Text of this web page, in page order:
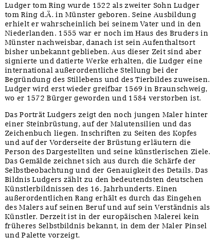
Ludger tom Ring wurde 1522 als zweiter Sohn Ludger
tom Ring d.Ä. in Münster geboren. Seine Ausbildung
erhielt er wahrscheinlich bei seinem Vater und in den
Niederlanden. 1555 war er noch im Haus des Bruders in
Münster nachweisbar, danach ist sein Aufenthaltsort
bisher unbekannt geblieben. Aus dieser Zeit sind aber
signierte und datierte Werke erhalten, die Ludger eine
international außerordentliche Stellung bei der
Begründung des Stillebens und des Tierbildes zuweisen.
Ludger wird erst wieder greifbar 1569 in Braunschweig,
wo er 1572 Bürger geworden und 1584 verstorben ist.
Das Porträt Ludgers zeigt den noch jungen Maler hinter
einer Steinbrüstung, auf der Malutensilien und das
Zeichenbuch liegen. Inschriften zu Seiten des Kopfes
und auf der Vorderseite der Brüstung erläutern die
Person des Dargestellten und seine künstlerischen Ziele.
Das Gemälde zeichnet sich aus durch die Schärfe der
Selbstbeobachtung und der Genauigkeit des Details. Das
Bildnis Ludgers zählt zu den bedeutendsten deutschen
Künstlerbildnissen des 16. Jahrhunderts. Einen
außerordentlichen Rang erhält es durch das Eingehen
des Malers auf seinen Beruf und auf sein Verständnis als
Künstler. Derzeit ist in der europäischen Malerei kein
früheres Selbstbildnis bekannt, in dem der Maler Pinsel
und Palette vorzeigt.